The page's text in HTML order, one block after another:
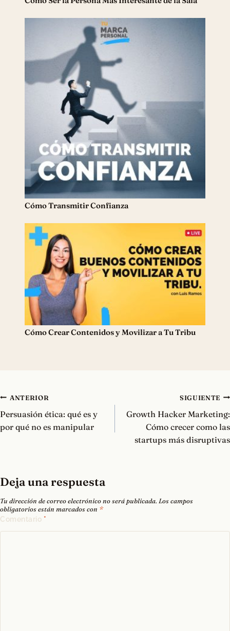
Cómo Transmitir Confianza
Cómo Crear Contenidos y Movilizar a Tu Tribu
Navegación
de
entradas
ANTERIOR
Persuasión ética: qué es y
por qué no es manipular
SIGUIENTE
Growth Hacker Marketing:
Cómo crecer como las
startups más disruptivas
Deja una respuesta
Tu dirección de correo electrónico no será publicada. Los campos
obligatorios están marcados con *
Comentario *